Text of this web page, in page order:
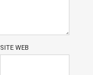
SITE WEB